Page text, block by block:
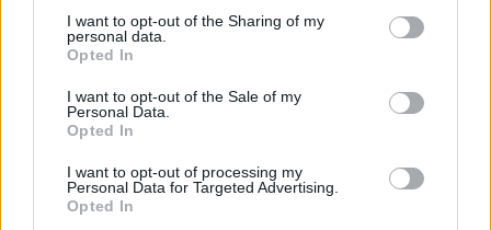
not limited to your visit or usage behaviour. You may click to
grant or deny consent to Google and its third-party tags to
use your data for below specified purposes in below Google
consent section.
I want to opt-out of the Sharing of my
personal data.
Opted In
I want to opt-out of the Sale of my
Personal Data.
Opted In
I want to opt-out of processing my
Personal Data for Targeted Advertising.
Opted In
Άρση Βαρών
Γιώργος Τσακίρης
Μιχάλης Τσαμπάς
Παναθηναϊκός
Άρης
ΟΦΗ
#GiatonAlki
Η μητρότητα στον πάγκο
Wyscout Analysis
InStat Analysis
Μεγάλη μου Αγάπη
Μια Ιστορία από την Πόλη
ΖΩΝΤΑΝΑ